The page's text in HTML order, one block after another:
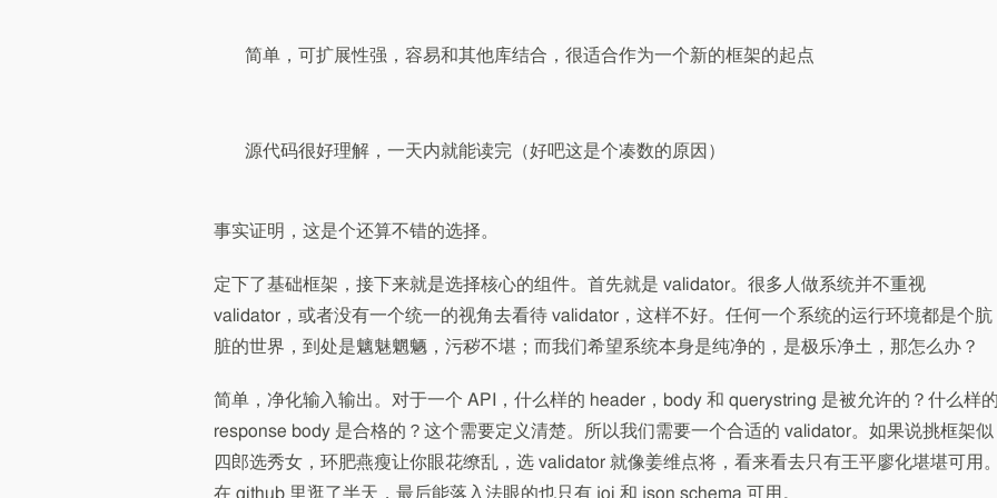
简单，可扩展性强，容易和其他库结合，很适合作为一个新的框架的起点
源代码很好理解，一天内就能读完（好吧这是个凑数的原因）
事实证明，这是个还算不错的选择。
定下了基础框架，接下来就是选择核心的组件。首先就是 validator。很多人做系统并不重视
validator，或者没有一个统一的视角去看待 validator，这样不好。任何一个系统的运行环境都是个肮
脏的世界，到处是魑魅魍魉，污秽不堪；而我们希望系统本身是纯净的，是极乐净土，那怎么办？
简单，净化输入输出。对于一个 API，什么样的 header，body 和 querystring 是被允许的？什么样
response body 是合格的？这个需要定义清楚。所以我们需要一个合适的 validator。如果说挑框架似
四郎选秀女，环肥燕瘦让你眼花缭乱，选 validator 就像姜维点将，看来看去只有王平廖化堪堪可用
在 github 里逛了半天，最后能落入法眼的也只有 joi 和 json schema 可用。